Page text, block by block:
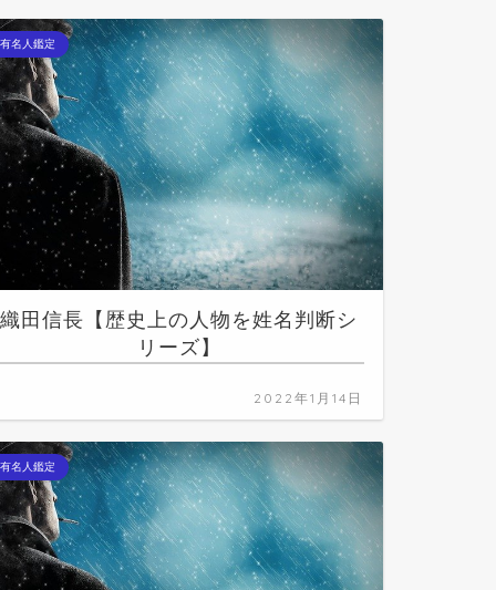
有名人鑑定
織田信長【歴史上の人物を姓名判断シ
リーズ】
2022年1月14日
有名人鑑定